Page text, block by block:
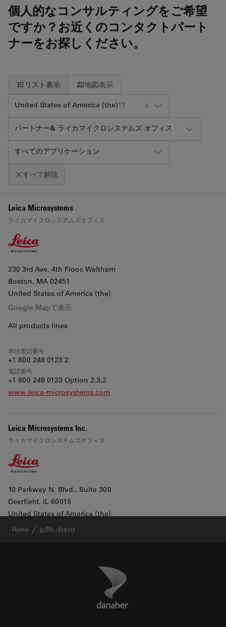
個人的なコンサルティングをご希望
ですか？お近くのコンタクトパート
ナーをお探しください。
リスト表示 地図表示
United States of America (the)17
パートナー& ライカマイクロシステムズ オフィス
すべてのアプリケーション
すべて解除
+
−
Leaflet |©
地図をクリックするとスクロールズームが有効になります。
Leica Microsystems
ライカマイクロシステムズオフィス
230 3rd Ave, 4th Floor, Waltham
Boston, MA 02451
United States of America (the)
Google Mapで表示
All products lines
本社電話番号
+1 800 248 0123 2
電話番号
+1 800 248 0123 Option 2,3,2
www.leica-microsystems.com
Leica Microsystems Inc.
ライカマイクロシステムズオフィス
10 Parkway N. Blvd., Suite 300
Deerfield, IL 60015
United States of America (the)
Google Mapで表示
+1 800 248 0123 Options 2,3,2
Home お問い合わせ
Danaher Logo